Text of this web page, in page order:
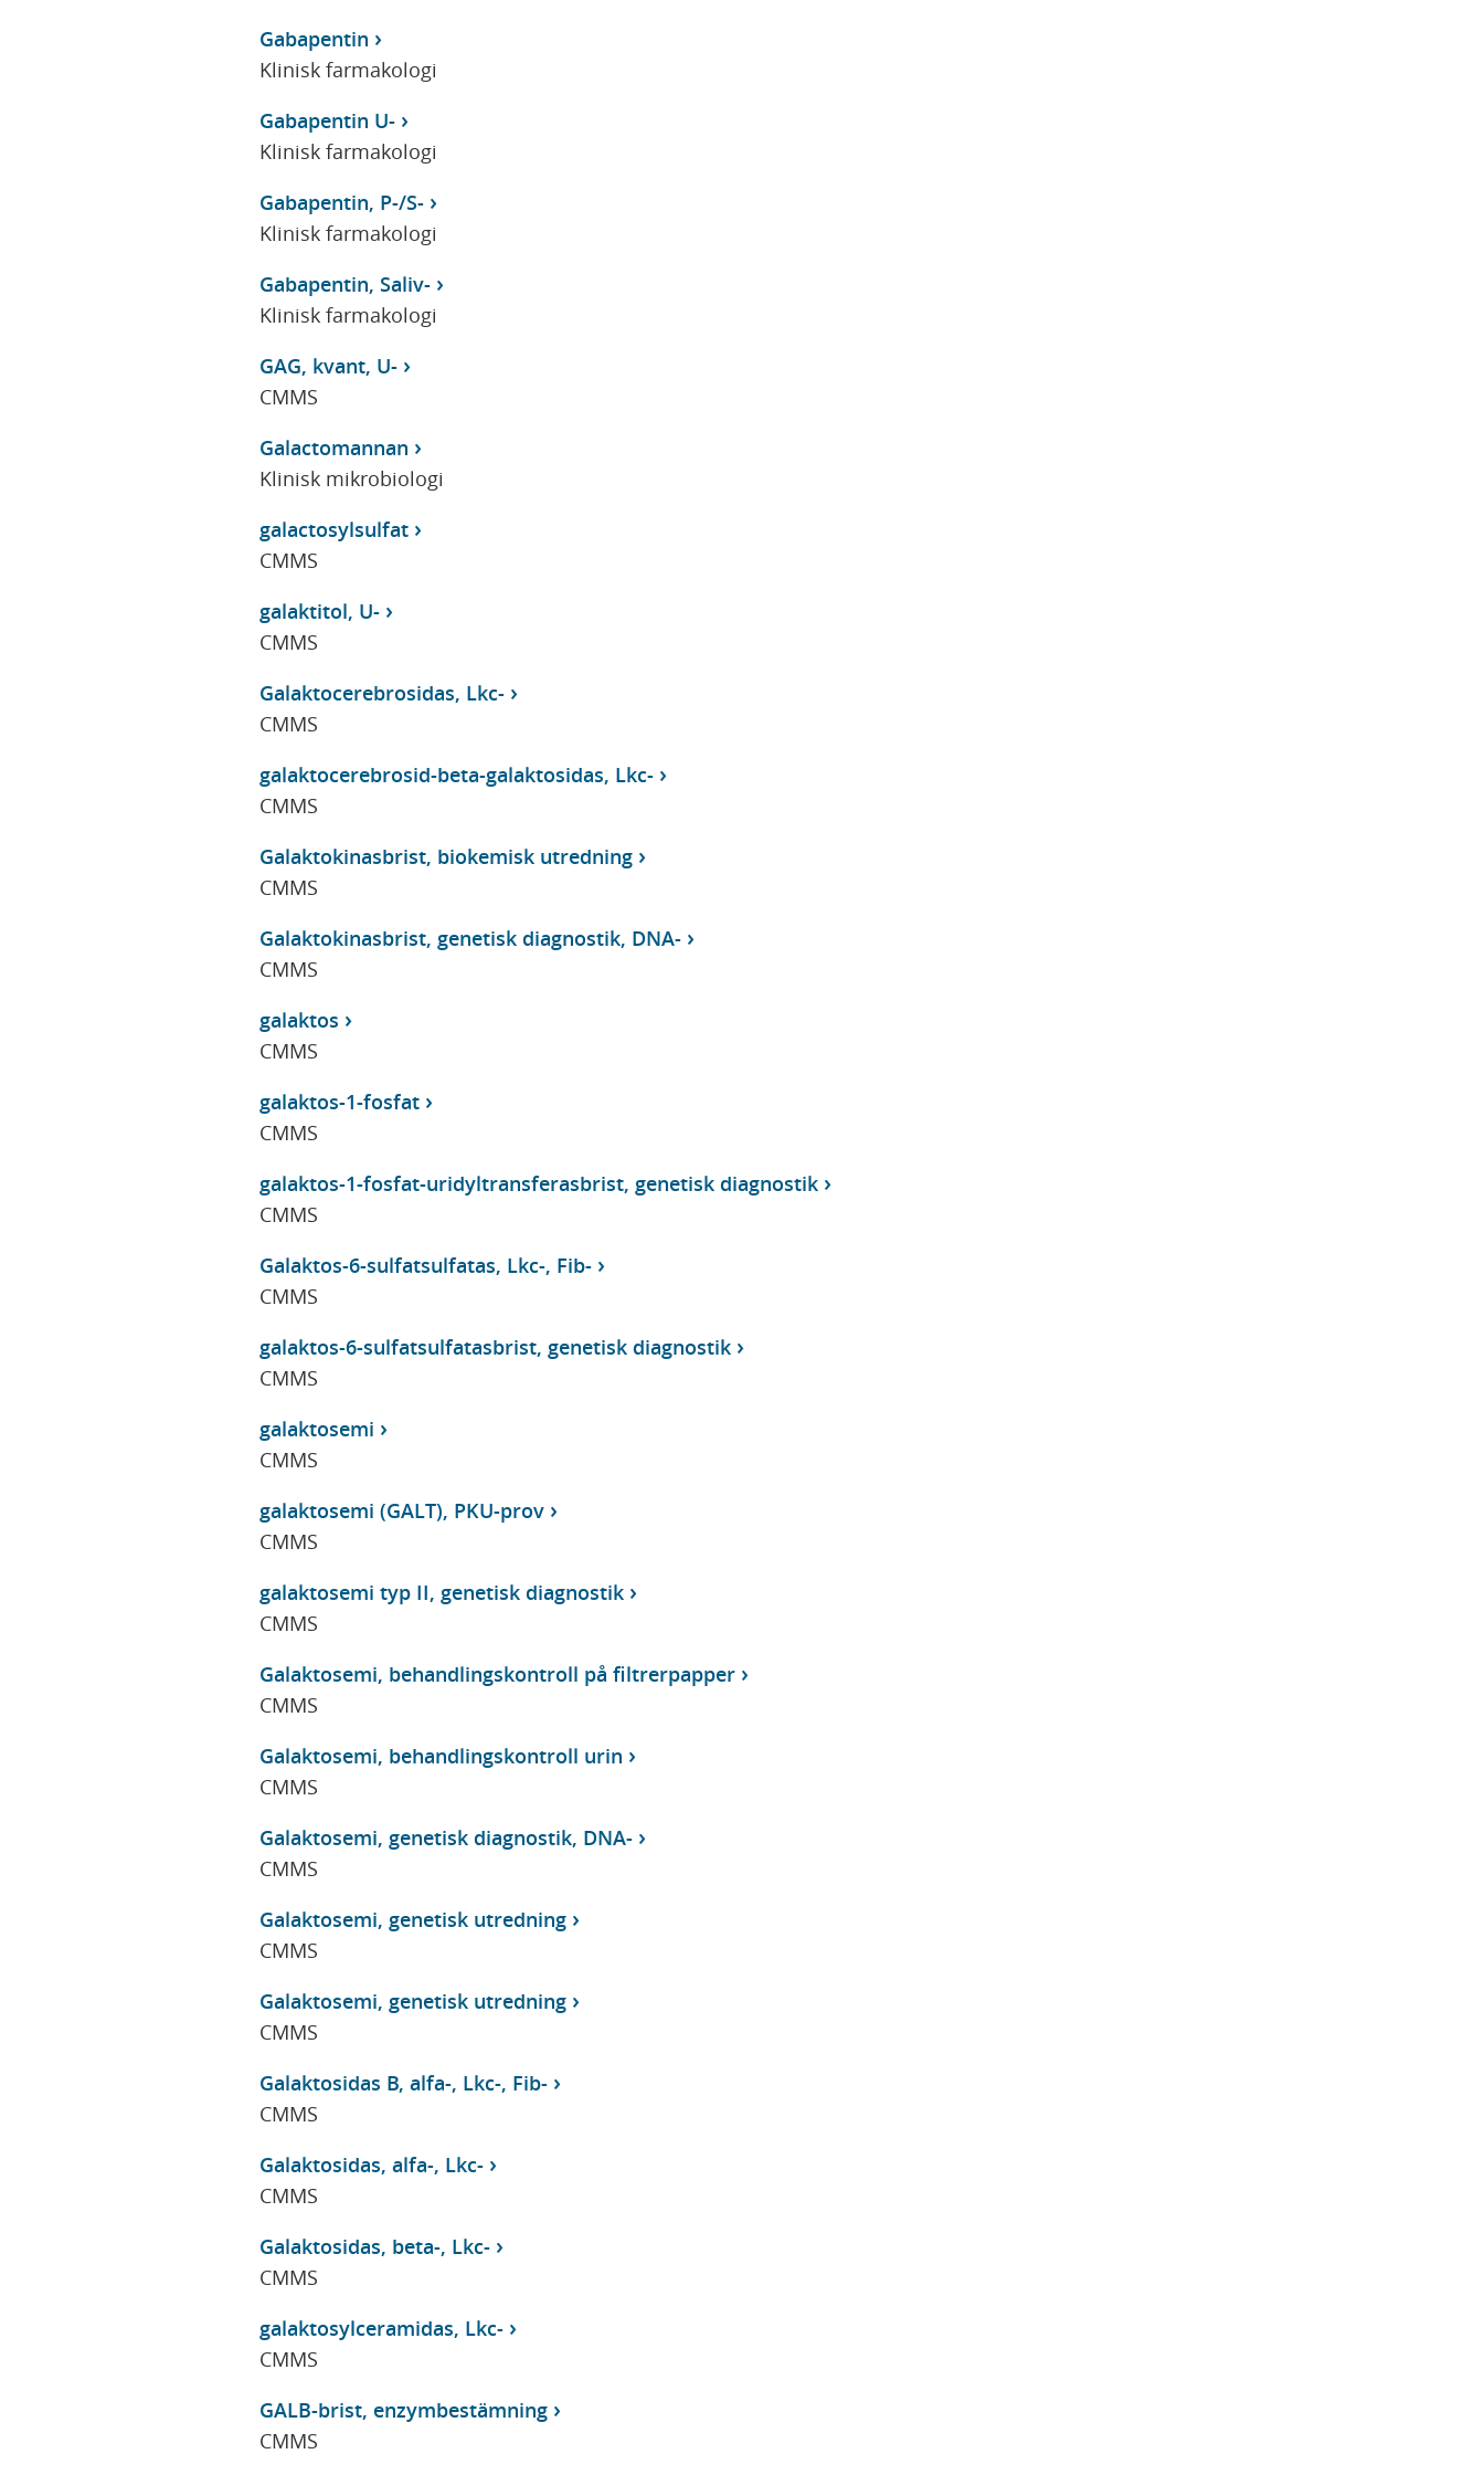
Gabapentin
Klinisk farmakologi
Gabapentin U-
Klinisk farmakologi
Gabapentin, P-/S-
Klinisk farmakologi
Gabapentin, Saliv-
Klinisk farmakologi
GAG, kvant, U-
CMMS
Galactomannan
Klinisk mikrobiologi
galactosylsulfat
CMMS
galaktitol, U-
CMMS
Galaktocerebrosidas, Lkc-
CMMS
galaktocerebrosid-beta-galaktosidas, Lkc-
CMMS
Galaktokinasbrist, biokemisk utredning
CMMS
Galaktokinasbrist, genetisk diagnostik, DNA-
CMMS
galaktos
CMMS
galaktos-1-fosfat
CMMS
galaktos-1-fosfat-uridyltransferasbrist, genetisk diagnostik
CMMS
Galaktos-6-sulfatsulfatas, Lkc-, Fib-
CMMS
galaktos-6-sulfatsulfatasbrist, genetisk diagnostik
CMMS
galaktosemi
CMMS
galaktosemi (GALT), PKU-prov
CMMS
galaktosemi typ II, genetisk diagnostik
CMMS
Galaktosemi, behandlingskontroll på filtrerpapper
CMMS
Galaktosemi, behandlingskontroll urin
CMMS
Galaktosemi, genetisk diagnostik, DNA-
CMMS
Galaktosemi, genetisk utredning
CMMS
Galaktosemi, genetisk utredning
CMMS
Galaktosidas B, alfa-, Lkc-, Fib-
CMMS
Galaktosidas, alfa-, Lkc-
CMMS
Galaktosidas, beta-, Lkc-
CMMS
galaktosylceramidas, Lkc-
CMMS
GALB-brist, enzymbestämning
CMMS